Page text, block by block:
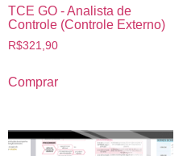
TCE GO - Analista de
Controle (Controle Externo)
R$321,90
Comprar